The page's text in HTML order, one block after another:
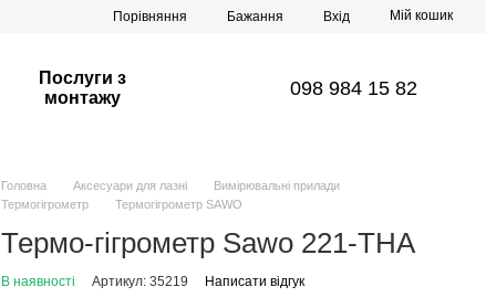
Порівняння Бажання Вхід Мій кошик
Послуги з
монтажу
098 984 15 82
Головна Аксесуари для лазні
Вимірювальні прилади
Термогігрометр
Термогігрометр SAWO
Термо-гігрометр Sawo 221-THA
В наявності Артикул: 35219 Написати відгук